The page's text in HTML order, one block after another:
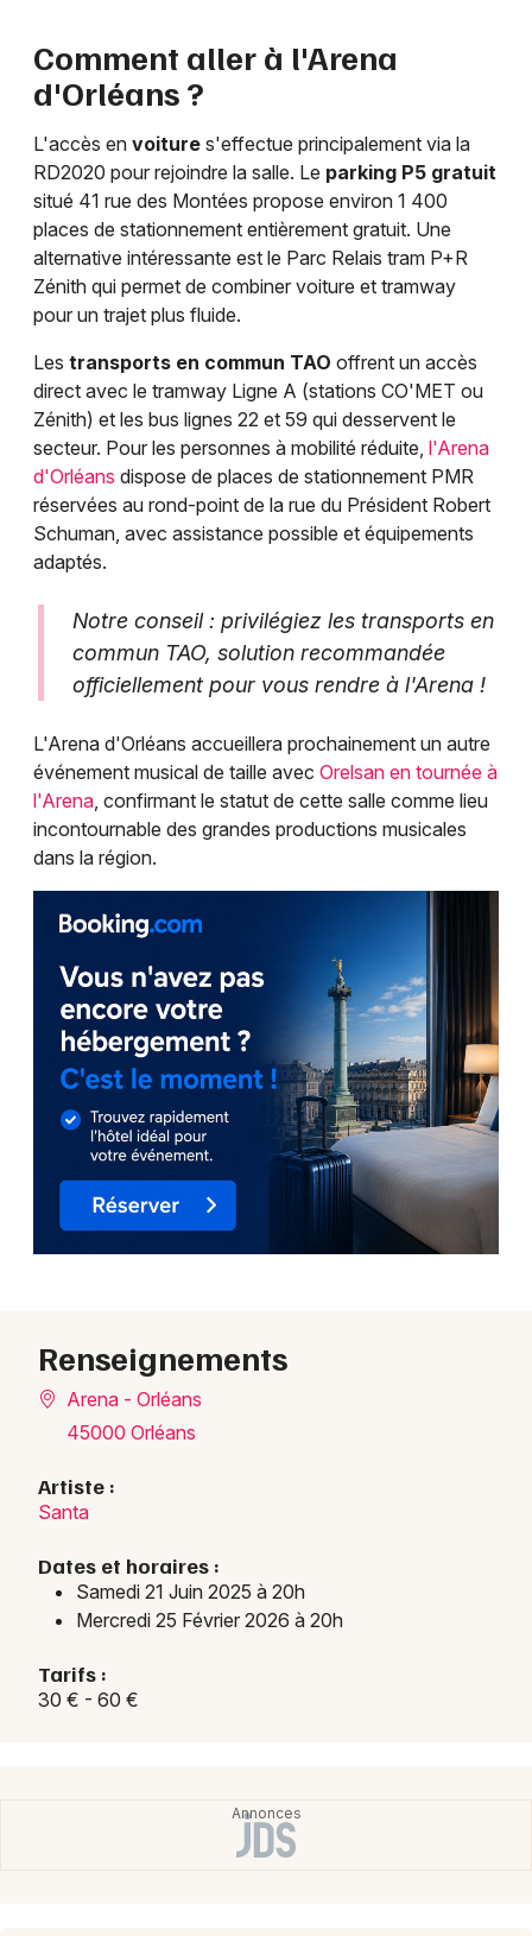
Comment aller à l'Arena
d'Orléans ?
L'accès en voiture s'effectue principalement via la
RD2020 pour rejoindre la salle. Le parking P5 gratuit
situé 41 rue des Montées propose environ 1 400
places de stationnement entièrement gratuit. Une
alternative intéressante est le Parc Relais tram P+R
Zénith qui permet de combiner voiture et tramway
pour un trajet plus fluide.
Les transports en commun TAO offrent un accès
direct avec le tramway Ligne A (stations CO'MET ou
Zénith) et les bus lignes 22 et 59 qui desservent le
secteur. Pour les personnes à mobilité réduite, l'Arena
d'Orléans dispose de places de stationnement PMR
réservées au rond-point de la rue du Président Robert
Schuman, avec assistance possible et équipements
adaptés.
Notre conseil : privilégiez les transports en
commun TAO, solution recommandée
officiellement pour vous rendre à l'Arena !
L'Arena d'Orléans accueillera prochainement un autre
événement musical de taille avec Orelsan en tournée à
l'Arena, confirmant le statut de cette salle comme lieu
incontournable des grandes productions musicales
dans la région.
Renseignements
Arena - Orléans
45000 Orléans
Artiste :
Santa
Dates et horaires :
Samedi 21 Juin 2025 à 20h
Mercredi 25 Février 2026 à 20h
Tarifs :
30 € - 60 €